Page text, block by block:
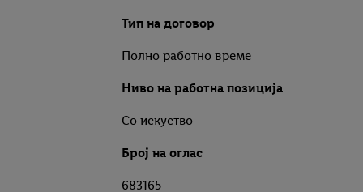
Тип на договор
Полно работно време
Ниво на работна позиција
Со искуство
Број на оглас
683165